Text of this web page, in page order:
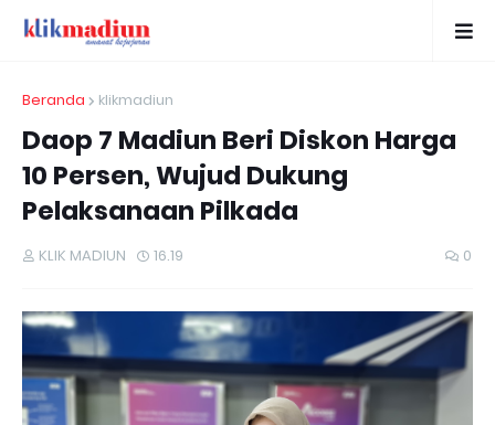
Beranda klikmadiun
Daop 7 Madiun Beri Diskon Harga
10 Persen, Wujud Dukung
Pelaksanaan Pilkada
KLIK MADIUN 16.19 0